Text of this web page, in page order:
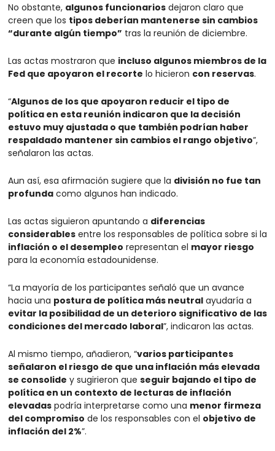
No obstante, algunos funcionarios dejaron claro que
creen que los tipos deberían mantenerse sin cambios
“durante algún tiempo” tras la reunión de diciembre.
Las actas mostraron que incluso algunos miembros de la
Fed que apoyaron el recorte lo hicieron con reservas.
“Algunos de los que apoyaron reducir el tipo de
política en esta reunión indicaron que la decisión
estuvo muy ajustada o que también podrían haber
respaldado mantener sin cambios el rango objetivo”,
señalaron las actas.
Aun así, esa afirmación sugiere que la división no fue tan
profunda como algunos han indicado.
Las actas siguieron apuntando a diferencias
considerables
inflación o el desempleo representan el mayor riesgo
para la economía estadounidense.
“La mayoría de los participantes señaló que un avance
hacia una postura de política más neutral
evitar la posibilidad de un deterioro significativo de las
condiciones del mercado laboral”, indicaron las actas.
Al mismo tiempo, añadieron, “varios participantes
señalaron el riesgo de que una inflación más elevada
se consolide y sugirieron que seguir bajando el tipo de
política en un contexto de lecturas de inflación
elevadas podría interpretarse como una menor firmeza
del compromiso de los responsables con el objetivo de
inflación del 2%”.